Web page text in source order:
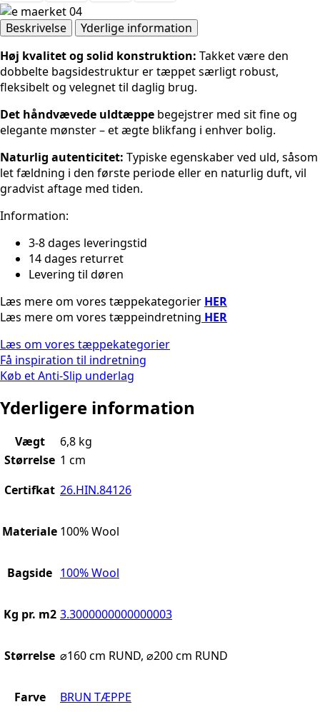
Croom
Brun
antal
Beskrivelse
Yderlige information
Høj kvalitet og solid konstruktion: Takket være den
dobbelte bagsidestruktur er tæppet særligt robust,
fleksibelt og velegnet til daglig brug.
Det håndvævede uldtæppe begejstrer med sit fine og
elegante mønster – et ægte blikfang i enhver bolig.
Naturlig autenticitet: Typiske egenskaber ved uld, såsom
let fældning i den første periode eller en naturlig duft, vil
gradvist aftage med tiden.
Information:
3-8 dages leveringstid
14 dages returret
Levering til døren
Læs mere om vores tæppekategorier HER
Læs mere om vores tæppeindretning HER
Læs om vores tæppekategorier
Få inspiration til indretning
Køb et Anti-Slip underlag
Yderligere information
Vægt
6,8 kg
Størrelse 1 cm
Certifkat 26.HIN.84126
Materiale 100% Wool
Bagside 100% Wool
Kg pr. m2 3.3000000000000003
Størrelse ⌀160 cm RUND, ⌀200 cm RUND
Farve BRUN TÆPPE